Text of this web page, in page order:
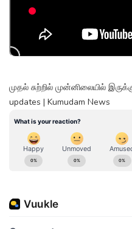
முதல் சுற்றில் முன்னிலையில்
updates | Kumudam News